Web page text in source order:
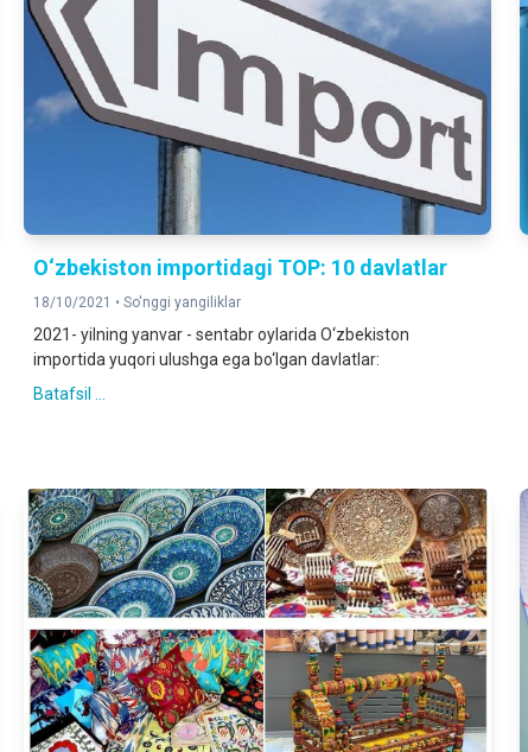
O‘zbekiston importidagi TOP: 10 davlatlar
18/10/2021 • So'nggi yangiliklar
2021- yilning yanvar - sentabr oylarida O‘zbekiston
importida yuqori ulushga ega bo‘lgan davlatlar:
Batafsil ...